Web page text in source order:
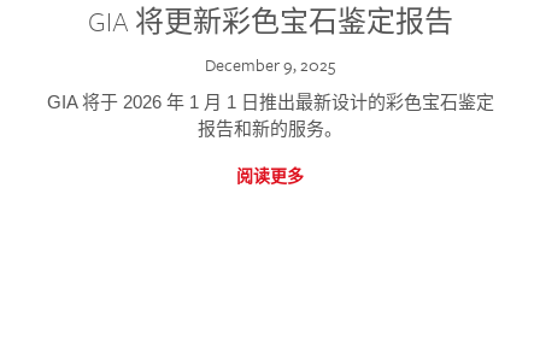
GIA 将更新彩色宝石鉴定报告
December 9, 2025
GIA 将于 2026 年 1 月 1 日推出最新设计的彩色宝石鉴定
报告和新的服务。
阅读更多